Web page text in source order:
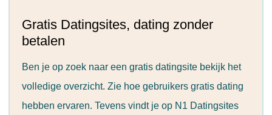
Gratis Datingsites, dating zonder
betalen
Ben je op zoek naar een gratis datingsite bekijk het
volledige overzicht. Zie hoe gebruikers gratis dating
hebben ervaren. Tevens vindt je op N1 Datingsites